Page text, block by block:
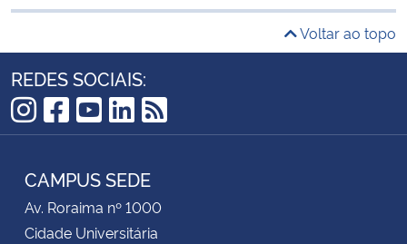
Voltar ao topo
REDES SOCIAIS:
Instagram
Facebook
YouTube
LinkedIn
RSS
CAMPUS SEDE
Av. Roraima nº 1000
Cidade Universitária